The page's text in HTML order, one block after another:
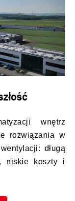
wnętrz
rozwiązania w
długą
niskie koszty i